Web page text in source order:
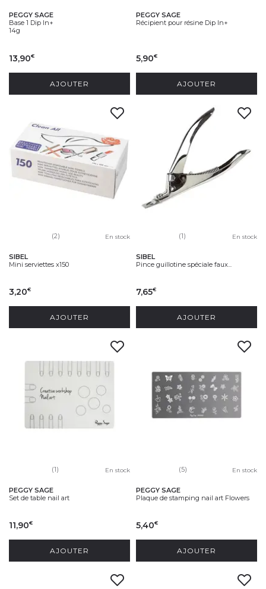
PEGGY SAGE
Base 1 Dip In+
14g
13,90€
AJOUTER
PEGGY SAGE
Récipient pour résine Dip In+
5,90€
AJOUTER
(2) En stock
SIBEL
Mini serviettes x150
3,20€
AJOUTER
(1) En stock
SIBEL
Pince guillotine spéciale faux...
7,65€
AJOUTER
(1) En stock
PEGGY SAGE
Set de table nail art
11,90€
AJOUTER
(5) En stock
PEGGY SAGE
Plaque de stamping nail art Flowers
5,40€
AJOUTER